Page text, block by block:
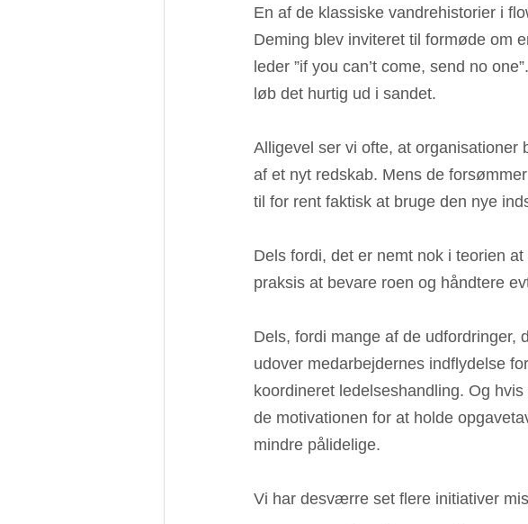
En af de klassiske vandrehistorier i
Deming blev inviteret til formøde om
leder ”if you can’t come, send no
løb det hurtig ud i sandet.
Alligevel ser vi ofte, at organisationer
af et nyt redskab. Mens de
til for rent faktisk at bruge den nye
Dels fordi, det er nemt nok i teorien
praksis at bevare roen og håndtere
Dels, fordi mange af de
udover medarbejdernes indflydelse
koordineret ledelseshandling. Og
de motivationen for at holde
mindre pålidelige.
Vi har desværre set flere initiativer